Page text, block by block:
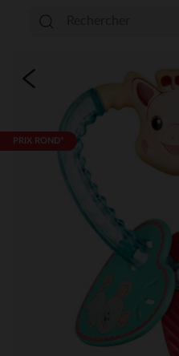
PRIX ROND*